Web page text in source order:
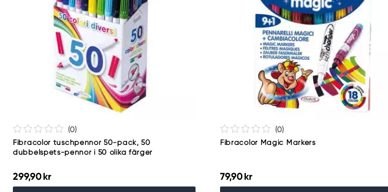
(0)
Fibracolor tuschpennor 50-pack, 50
dubbelspets-pennor i 50 olika färger
299,90 kr
(0)
Fibracolor Magic Markers
79,90 kr